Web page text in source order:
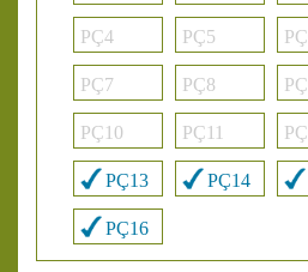
PÇ4 PÇ5
PÇ7 PÇ8
PÇ10 PÇ11
PÇ13 PÇ14
PÇ16